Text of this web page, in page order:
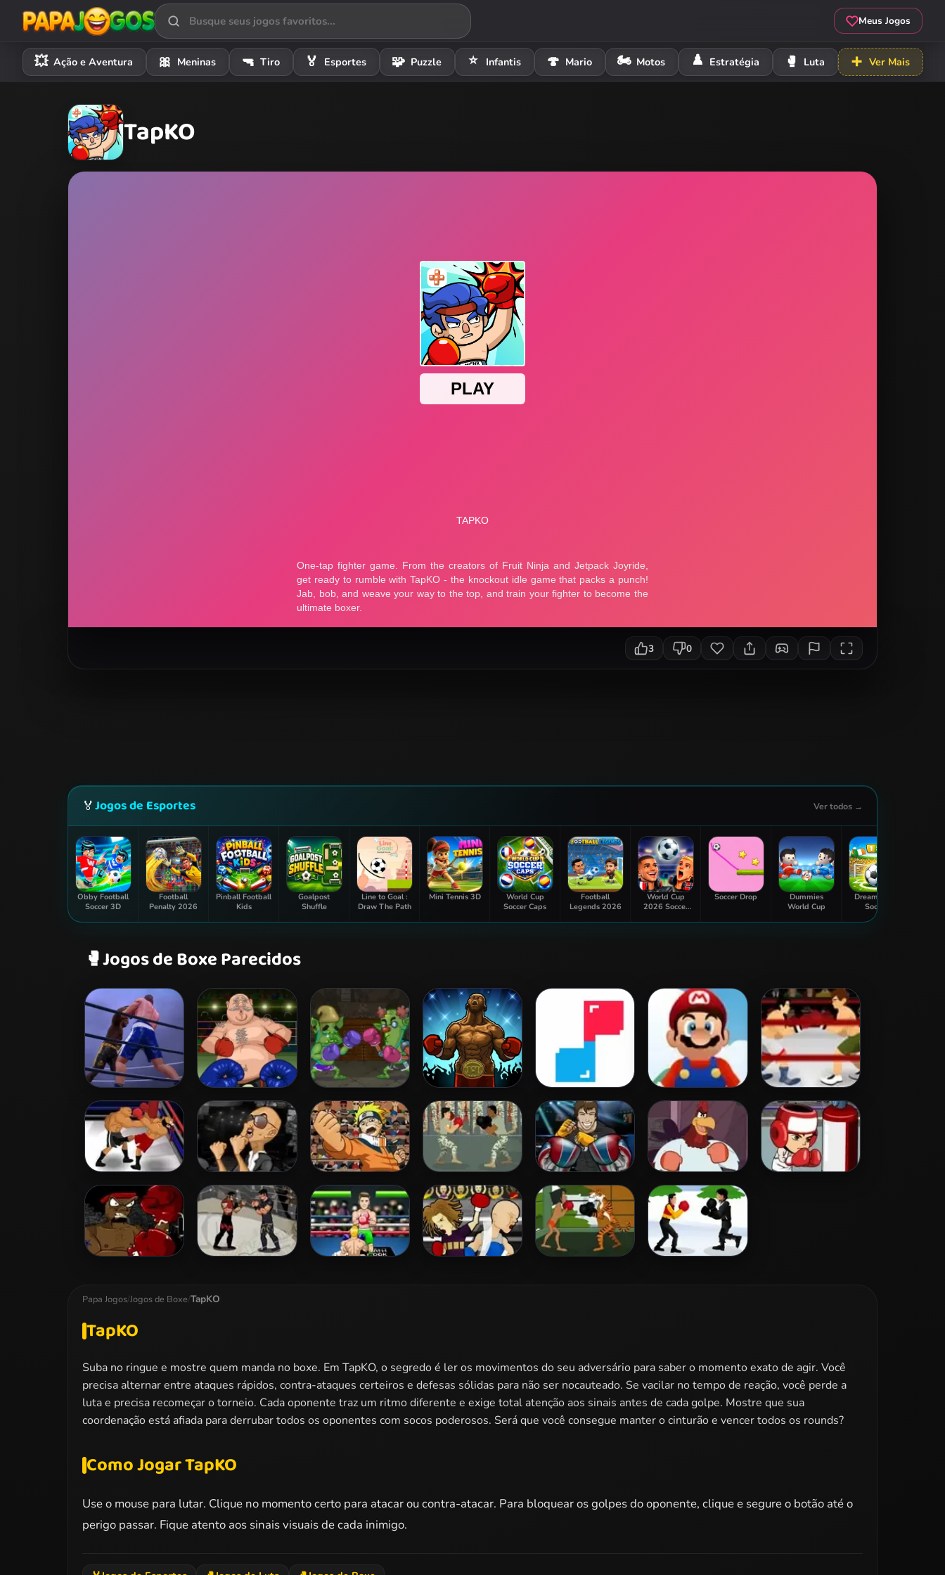
Meus Jogos
💥 Ação e Aventura 🎀 Meninas 🔫 Tiro 🏅 Esportes 🧩 Puzzle ⭐ Infantis 🍄 Mario 🏍️ Motos ♟️ Estratégia 🥊 Luta ➕ Ver Mais
TapKO
3 0
🏅Jogos de Esportes Ver todos →
Obby Football
Soccer 3D
Football
Penalty 2026
Pinball Football
Kids
Goalpost
Shuffle
Line to Goal :
Draw The Path
Mini Tennis 3D
World Cup
Soccer Caps
Football
Legends 2026
World Cup
2026 Soccer
Soccer Drop
Dummies
World Cup
Dream Head
Soccer
🥊Jogos de Boxe Parecidos
Ultimate Boxing Boxing Superstar
KO Champion
Troll Boxing Boxing Stars 20 Punch Mario Boxing Ben 10 Boxing 2
World Boxing
Tournament
The Brawl Naruto Boxing
Game
Army Boxing Punch Tom Out! Daffy Duck In
Feather Weight
Duck Boxing
Papa Jogos/Jogos de Boxe/TapKO
TapKO
Suba no ringue e mostre quem manda no boxe. Em TapKO, o segredo é ler os movimentos do seu adversário para saber o momento exato de agir. Você
precisa alternar entre ataques rápidos, contra-ataques certeiros e defesas sólidas para não ser nocauteado. Se vacilar no tempo de reação, você perde a
luta e precisa recomeçar o torneio. Cada oponente traz um ritmo diferente e exige total atenção aos sinais antes de cada golpe. Mostre que sua
coordenação está afiada para derrubar todos os oponentes com socos poderosos. Será que você consegue manter o cinturão e vencer todos os rounds?
Como Jogar TapKO
Use o mouse para lutar. Clique no momento certo para atacar ou contra-atacar. Para bloquear os golpes do oponente, clique e segure o botão até o
perigo passar. Fique atento aos sinais visuais de cada inimigo.